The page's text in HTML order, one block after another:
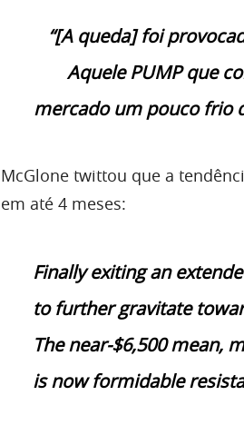
“[A queda] foi
Aquele PUMP que
mercado um pouco frio
McGlone twittou que a
em até 4 meses:
Finally exiting an
to further gravitate
The near-$6,500 mean,
is now formidable